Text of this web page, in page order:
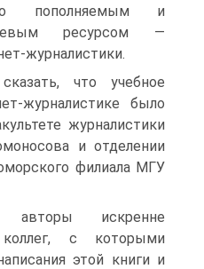
пополняемым и
ресурсом —
журналистики.
что учебное
журналистике было
журналистики
и отделении
филиала МГУ
авторы искренне
с которыми
этой книги и